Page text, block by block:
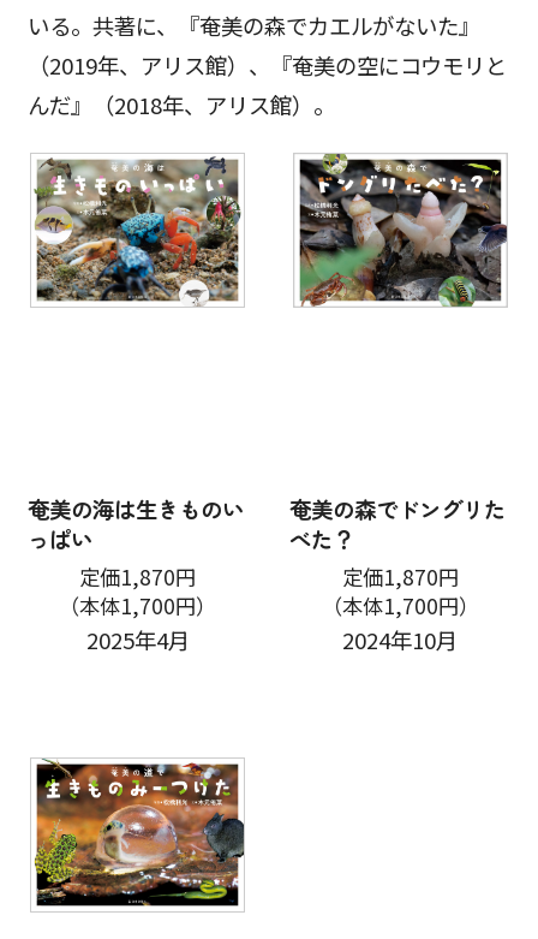
いる。共著に、『奄美の森でカエルがないた』
（2019年、アリス館）、『奄美の空にコウモリと
んだ』（2018年、アリス館）。
奄美の海は生きものい
っぱい
定価1,870円
（本体1,700円）
2025年4月
奄美の森でドングリた
べた？
定価1,870円
（本体1,700円）
2024年10月